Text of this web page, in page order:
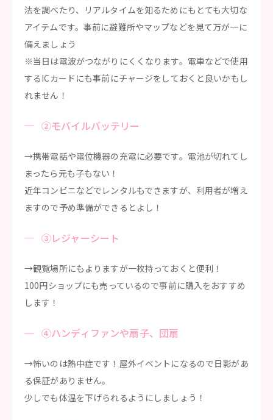
法を調べたり、リアルタイムを知るためにもとても大切な
アイテムです。事前に避難所やマップなどを見て万が一に
備えましょう
※当日は電波がつながりにくくなります。電車などで使用
するICカードにも事前にチャージをしておくと良いかもし
れません！
②モバイルバッテリー
→携帯電話や電位機器の充電に必要です。電池が切れてし
まったら元も子もない！
近年コンビニなどでレンタルもできますが、利用者が増え
ますので予め準備ができるとよし！
③レジャーシート
→観覧場所にもよりますが一枚持っておくと便利！
100円ショップにも売っているので事前に購入をおすすめ
します！
④ハンディファンや扇子、団扇
→怖いのは熱中症です！屋外イベントになるので日影があ
る保証がありません。
少しでも体温を下げられるようにしましょう！